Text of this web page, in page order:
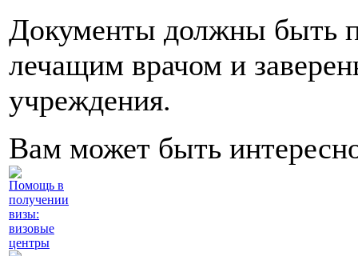
Документы должны быть
лечащим врачом и
учреждения.
Вам может быть
Помощь в
получении
визы:
визовые
центры